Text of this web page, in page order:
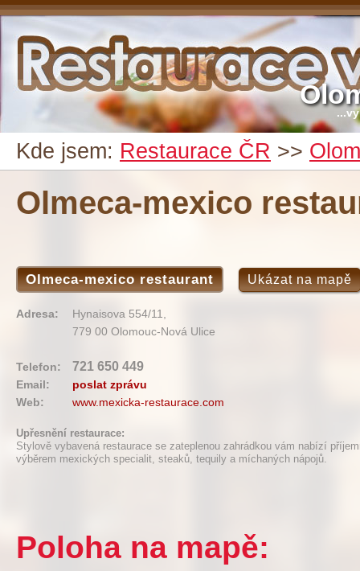
Kde jsem: Restaurace ČR >>
Olmeca-mexico
Olmeca-mexico restaurant Ukázat na mapě
Adresa:
Hynaisova 554/11,
779 00 Olomouc-Nová Ulice
Telefon: 721 650 449
Email:
poslat zprávu
Web:
www.mexicka-restaurace.com
Upřesnění restaurace:
Stylově vybavená restaurace se zateplenou zahrádkou vám nabízí
výběrem mexických specialit, steaků, tequily a míchaných nápojů.
Poloha na mapě: